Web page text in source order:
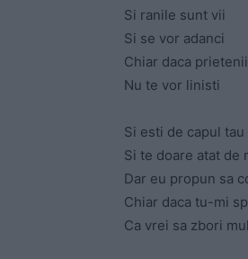
Si ranile sunt vii
Si se vor adanci
Chiar daca
Nu te vor linisti
Si esti de capul tau
Si te doare atat de
Dar eu propun sa
Chiar daca tu-mi
Ca vrei sa zbori